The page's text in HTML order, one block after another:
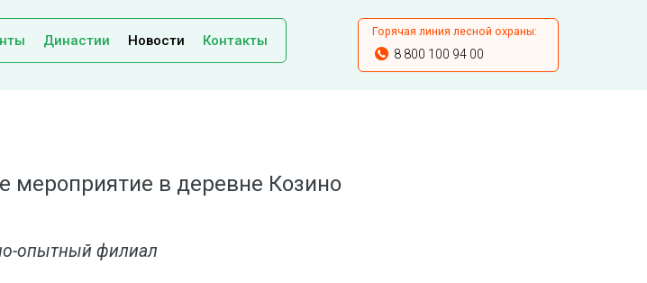
Династии Новости Контакты
Горячая линия лесной охраны:
8 800 100 94 00
в деревне Козино
опытный филиал